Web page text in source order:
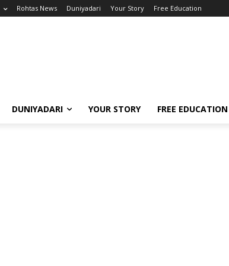
Rohtas News Duniyadari Your Story Free Education
DUNIYADARI YOUR STORY FREE EDUCATION